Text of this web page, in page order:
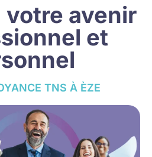
votre avenir
et
TNS À ÈZE